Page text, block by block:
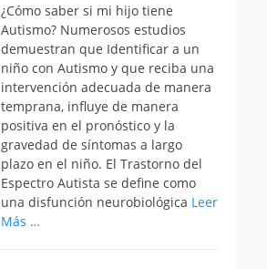
¿Cómo saber si mi hijo tiene
Autismo? Numerosos estudios
demuestran que Identificar a un
niño con Autismo y que reciba una
intervención adecuada de manera
temprana, influye de manera
positiva en el pronóstico y la
gravedad de síntomas a largo
plazo en el niño. El Trastorno del
Espectro Autista se define como
una disfunción neurobiológica Leer
Más …